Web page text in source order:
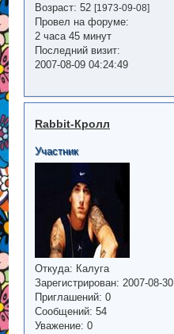
Возраст: 52 [1973-09-08]
Провел на форуме:
2 часа 45 минут
Последний визит:
2007-08-09 04:24:49
Rabbit-Кролл
Участник
Откуда: Калуга
Зарегистрирован: 2007-08-30
Приглашений: 0
Сообщений: 54
Уважение: 0